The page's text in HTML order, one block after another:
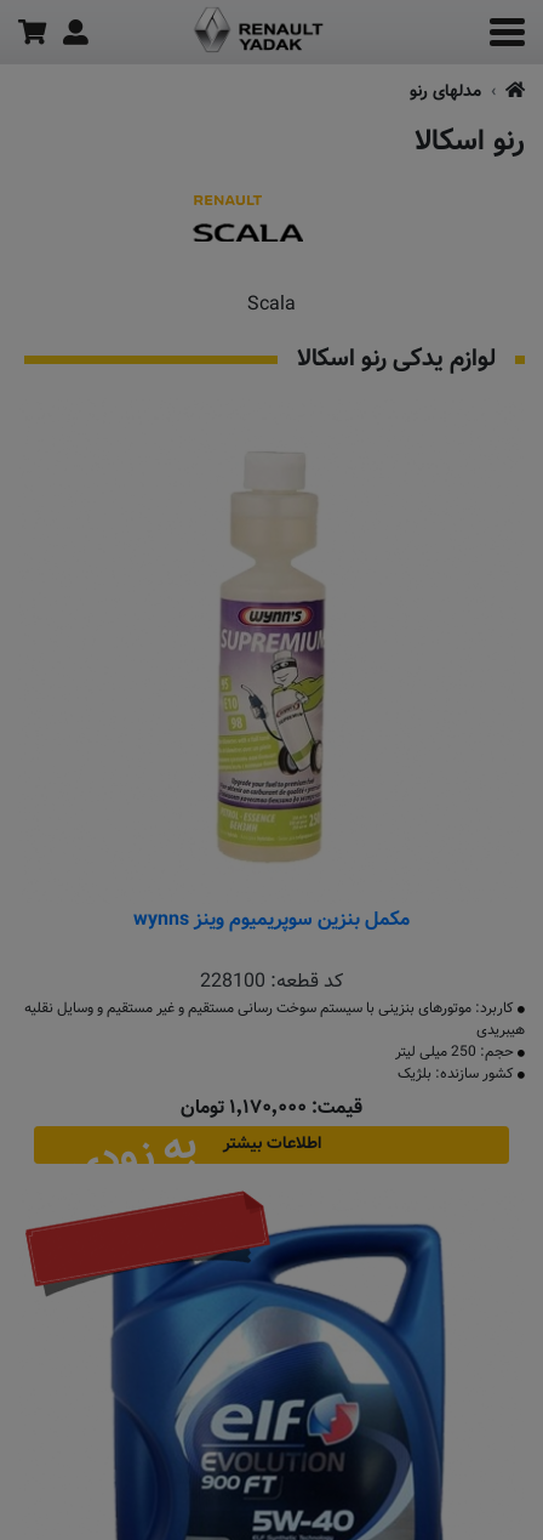
مدلهای رنو
رنو اسکالا
Scala
لوازم یدکی رنو اسکالا
مکمل بنزین سوپریمیوم وینز wynns
کد قطعه: 228100
کاربرد: موتورهای بنزینی با سیستم سوخت رسانی مستقیم و غیر مستقیم و وسایل نقلیه‌
هیبریدی
حجم: 250 میلی لیتر
کشور سازنده: بلژیک
قیمت: ۱٬۱۷۰٬۰۰۰ تومان
اطلاعات بیشتر به زودی